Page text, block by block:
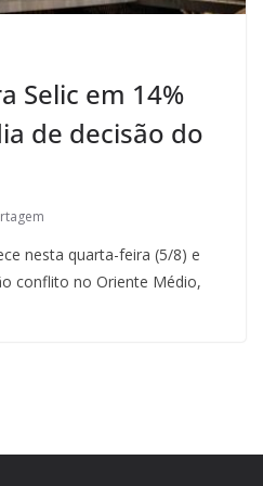
Selic em 14%
de decisão do
nesta quarta-feira (5/8) e
conflito no Oriente Médio,